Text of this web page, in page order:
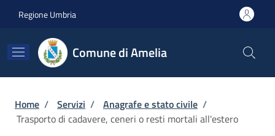
Regione Umbria
Comune di Amelia
Briciole di pane
Home / Servizi / Anagrafe e stato civile /
Trasporto di cadavere, ceneri o resti mortali all'estero